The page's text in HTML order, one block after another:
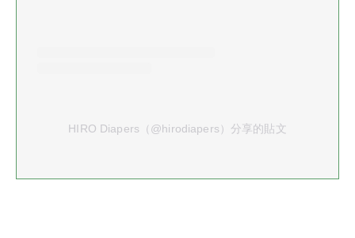
HIRO Diapers（@hirodiapers）分享的貼文